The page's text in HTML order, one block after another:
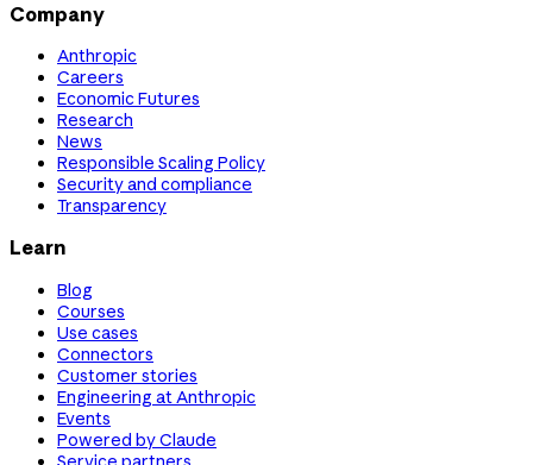
Company
Anthropic
Careers
Economic Futures
Research
News
Responsible Scaling Policy
Security and compliance
Transparency
Learn
Blog
Courses
Use cases
Connectors
Customer stories
Engineering at Anthropic
Events
Powered by Claude